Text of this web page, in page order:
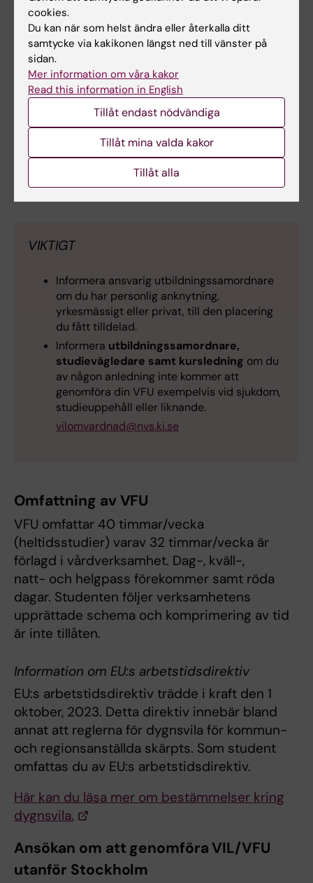
förmedlas till din studentmejl.
Platserna publiceras senast 2 veckor innan
aktuell VFU-period startar, du kan då se din
placering och få kontaktuppgifter till den
verksamhet där du placerats. I
Placeringsportalen loggar man in med sin
studentmejladress och får därefter en
engångskod att verifiera sig med. Manual för
VIKTIGT
Informera ansvarig utbildningssamordnare
om du har personlig anknytning,
yrkesmässigt eller privat, till den placering
du fått tilldelad.
Informera utbildningssamordnare,
studievägledare samt kursledning om du
av någon anledning inte kommer att
genomföra din VFU exempelvis vid sjukdom,
studieuppehåll eller liknande.
vilomvardnad@nvs.ki.se
Omfattning av VFU
VFU omfattar 40 timmar/vecka
(heltidsstudier) varav 32 timmar/vecka är
förlagd i vårdverksamhet. Dag-, kväll-,
natt- och helgpass förekommer samt röda
dagar. Studenten följer verksamhetens
upprättade schema och komprimering av tid
är inte tillåten.
Information om EU:s arbetstidsdirektiv
EU:s arbetstidsdirektiv trädde i kraft den 1
oktober, 2023. Detta direktiv innebär bland
annat att reglerna för dygnsvila för kommun-
och regionsanställda skärpts. Som student
omfattas du av EU:s arbetstidsdirektiv.
Här kan du läsa mer om bestämmelser kring
dygnsvila.
Ansökan om att genomföra VIL/VFU
utanför Stockholm
cookies.
Du kan när som helst ändra eller återkalla ditt
samtycke via kakikonen längst ned till vänster på
sidan.
Mer information om våra kakor
Read this information in English
Tillåt endast nödvändiga
Tillåt mina valda kakor
Tillåt alla